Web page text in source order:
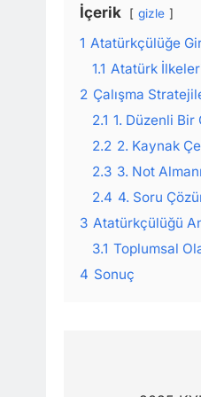
İçerik gizle
1 Atatürkçülüğe
1.1 Atatürk
2 Çalışma
2.1 1. Düzenli Bir
2.2 2. Kaynak
2.3 3. Not
2.4 4. Soru
3 Atatürkçülüğü
3.1 Toplumsal
4 Sonuç